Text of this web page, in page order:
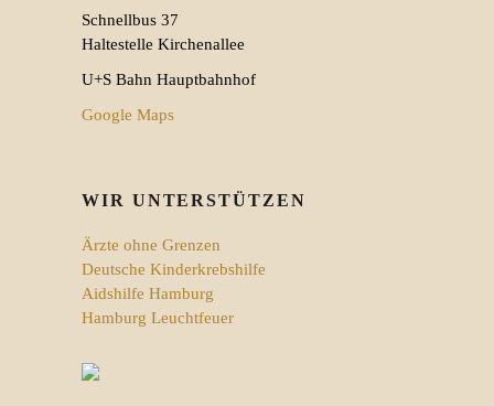
Schnellbus 37
Haltestelle Kirchenallee
U+S Bahn Hauptbahnhof
Google Maps
WIR UNTERSTÜTZEN
Ärzte ohne Grenzen
Deutsche Kinderkrebshilfe
Aidshilfe Hamburg
Hamburg Leuchtfeuer